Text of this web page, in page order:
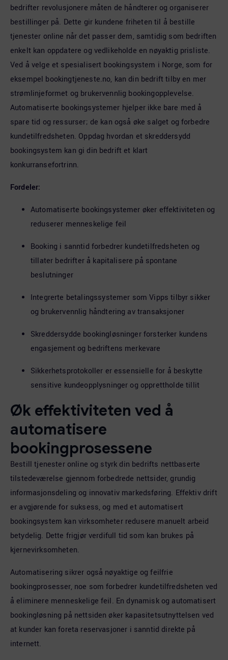
bedrifter revolusjonere måten de håndterer og organiserer
bestillinger på. Dette gir kundene friheten til å bestille
tjenester online når det passer dem, samtidig som bedriften
enkelt kan oppdatere og vedlikeholde en nøyaktig prisliste.
Ved å velge et spesialisert bookingsystem i Norge, som for
eksempel bookingtjeneste.no, kan din bedrift tilby en mer
strømlinjeformet og brukervennlig bookingopplevelse.
Automatiserte bookingsystemer hjelper ikke bare med å
spare tid og ressurser; de kan også øke salget og forbedre
kundetilfredsheten. Oppdag hvordan et skreddersydd
bookingsystem kan gi din bedrift et klart
konkurransefortrinn.
Fordeler:
Automatiserte bookingsystemer øker effektiviteten og
reduserer menneskelige feil
Booking i sanntid forbedrer kundetilfredsheten og
tillater bedrifter å kapitalisere på spontane
beslutninger
Integrerte betalingssystemer som Vipps tilbyr sikker
og brukervennlig håndtering av transaksjoner
Skreddersydde bookingløsninger forsterker kundens
engasjement og bedriftens merkevare
Sikkerhetsprotokoller er essensielle for å beskytte
sensitive kundeopplysninger og opprettholde tillit
Øk effektiviteten ved å
automatisere
bookingprosessene
Bestill tjenester online og styrk din bedrifts nettbaserte
tilstedeværelse gjennom forbedrede nettsider, grundig
informasjonsdeling og innovativ markedsføring. Effektiv drift
er avgjørende for suksess, og med et automatisert
bookingsystem kan virksomheter redusere manuelt arbeid
betydelig. Dette frigjør verdifull tid som kan brukes på
kjernevirksomheten.
Automatisering sikrer også nøyaktige og feilfrie
bookingprosesser, noe som forbedrer kundetilfredsheten ved
å eliminere menneskelige feil. En dynamisk og automatisert
bookingløsning på nettsiden øker kapasitetsutnyttelsen ved
at kunder kan foreta reservasjoner i sanntid direkte på
internett.